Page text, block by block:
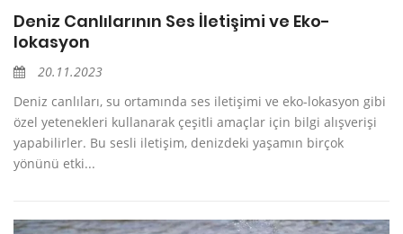
Deniz Canlılarının Ses İletişimi ve Eko-
lokasyon
20.11.2023
Deniz canlıları, su ortamında ses iletişimi ve eko-lokasyon gibi
özel yetenekleri kullanarak çeşitli amaçlar için bilgi alışverişi
yapabilirler. Bu sesli iletişim, denizdeki yaşamın birçok
yönünü etki...